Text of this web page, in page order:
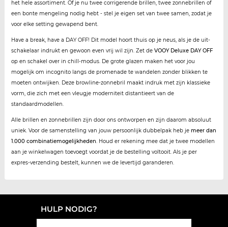
het hele assortiment. Of je nu twee corrigerende brillen, twee zonnebrillen of
een bonte mengeling nodig hebt - stel je eigen set van twee samen, zodat je
voor elke setting gewapend bent.
Have a break, have a DAY OFF! Dit model hoort thuis op je neus, als je de uit-
schakelaar indrukt en gewoon even vrij wil zijn. Zet de VOOY Deluxe DAY OFF
op en schakel over in chill-modus. De grote glazen maken het voor jou
mogelijk om incognito langs de promenade te wandelen zonder blikken te
moeten ontwijken. Deze browline-zonnebril maakt indruk met zijn klassieke
vorm, die zich met een vleugje moderniteit distantieert van de
standaardmodellen.
Alle brillen en zonnebrillen zijn door ons ontworpen en zijn daarom absoluut
uniek. Voor de samenstelling van jouw persoonlijk dubbelpak heb je meer dan
1.000 combinatiemogelijkheden. Houd er rekening mee dat je twee modellen
aan je winkelwagen toevoegt voordat je de bestelling voltooit. Als je per
expres-verzending bestelt, kunnen we de levertijd garanderen.
HULP NODIG?